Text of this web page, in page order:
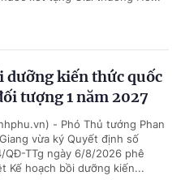
dưỡng kiến thức quốc
tượng 1 năm 2027
- Phó Thủ tướng Phan
vừa ký Quyết định số
QĐ-TTg ngày 6/8/2026 phê
Kế hoạch bồi dưỡng kiến...